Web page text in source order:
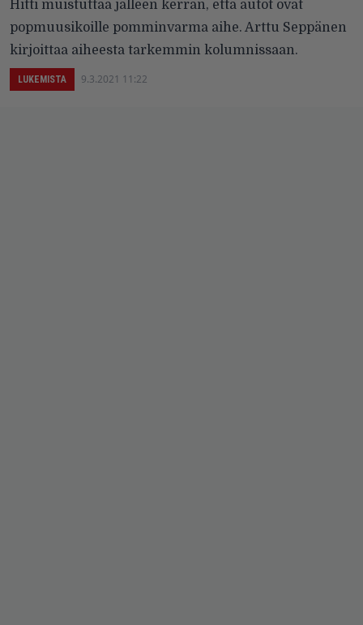
Hitti muistuttaa jälleen kerran, että autot ovat
popmuusikoille pomminvarma aihe. Arttu Seppänen
kirjoittaa aiheesta tarkemmin kolumnissaan.
LUKEMISTA 9.3.2021 11:22